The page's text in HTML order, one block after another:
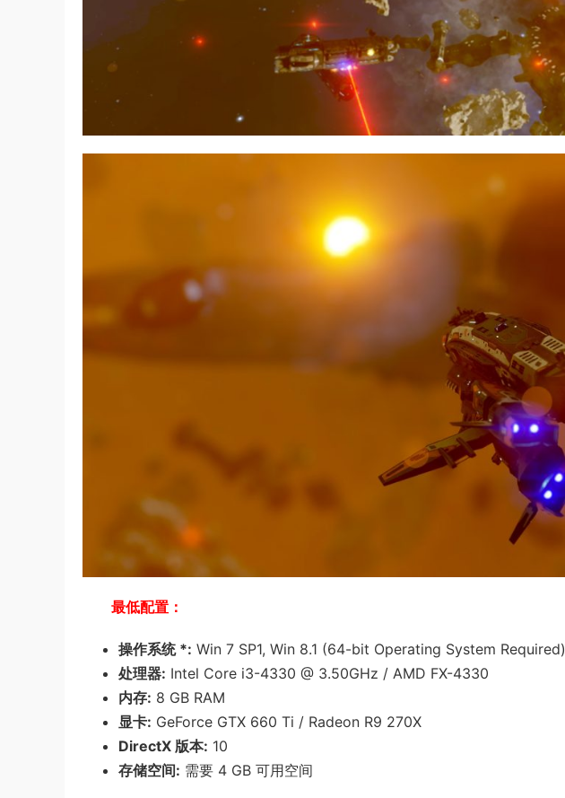
最低配置：
操作系统 *: Win 7 SP1, Win 8.1 (64-bit Operating System Required)
处理器: Intel Core i3-4330 @ 3.50GHz / AMD FX-4330
内存: 8 GB RAM
显卡: GeForce GTX 660 Ti / Radeon R9 270X
DirectX 版本: 10
存储空间: 需要 4 GB 可用空间